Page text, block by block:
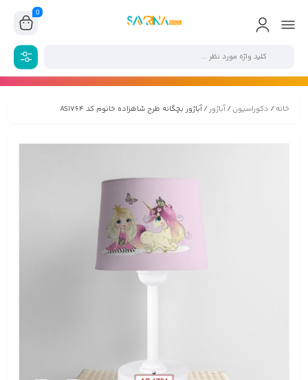
0
خانه/ دکوراسیون/آباژور/ آباژور بچگانه طرح شاهزاده خانوم کد AS1764